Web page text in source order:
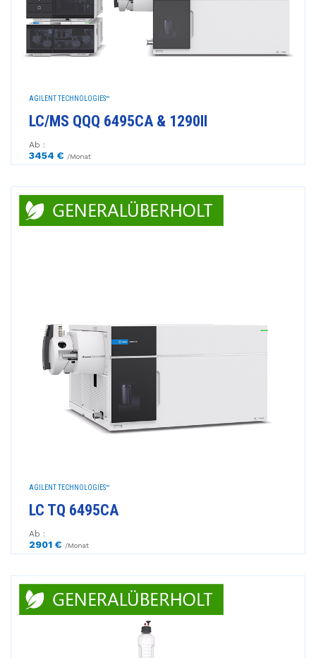
AGILENT TECHNOLOGIES™
LC/MS QQQ 6495CA & 1290II
Ab :
3454 € /Monat
AGILENT TECHNOLOGIES™
LC TQ 6495CA
Ab :
2901 € /Monat